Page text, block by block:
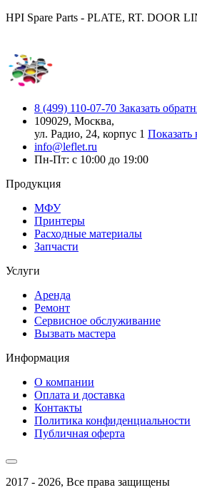
HPI Spare Parts - PLATE, RT. DOOR
8 (499) 110-07-70 Заказать
109029, Москва,
ул. Радио, 24, корпус 1 Показать
info@leflet.ru
Пн-Пт: с 10:00 до 19:00
Продукция
МФУ
Принтеры
Расходные материалы
Запчасти
Услуги
Аренда
Ремонт
Сервисное обслуживание
Вызвать мастера
Информация
О компании
Оплата и доставка
Контакты
Политика конфиденциальности
Публичная оферта
2017 - 2026, Все права защищены